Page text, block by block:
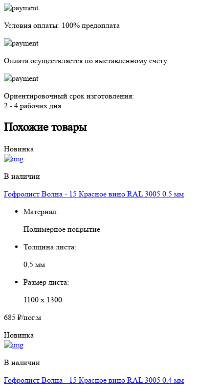
Условия оплаты: 100% предоплата
Оплата осуществляется по выставленному счету
Ориентировочный срок изготовления:
2 - 4 рабочих дня
Похожие товары
Новинка
В наличии
Гофролист Волна - 15 Красное вино RAL 3005 0.5 мм
Материал:
Полимерное покрытие
Толщина листа:
0,5 мм
Размер листа:
1100 х 1300
685 ₽/пог.м
Новинка
В наличии
Гофролист Волна - 15 Красное вино RAL 3005 0.4 мм